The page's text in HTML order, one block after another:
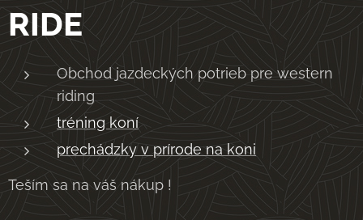
RIDE
Obchod jazdeckých potrieb pre western
riding
tréning koní
prechádzky v prírode na koni
Teším sa na váš nákup !